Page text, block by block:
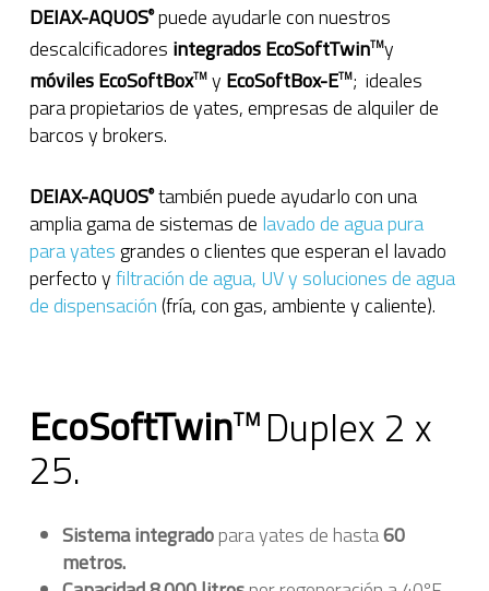
DEIAX-AQUOS®puede ayudarle con nuestros
descalcificadores integradosEcoSoftTwinTMy
móvilesEcoSoftBoxTMy EcoSoftBox-ETM; ideales
para propietarios de yates, empresas de alquiler de
barcos y brokers.
DEIAX-AQUOS®también puede ayudarlo con una
amplia gama de sistemas de lavado de agua pura
para yates grandes o clientes que esperan el lavado
perfecto yfiltración de agua, UV y soluciones de agua
de dispensación(fría, con gas, ambiente y caliente).
EcoSoftTwinTM Duplex 2 x
25.
Sistema integradopara yates de hasta60
metros.